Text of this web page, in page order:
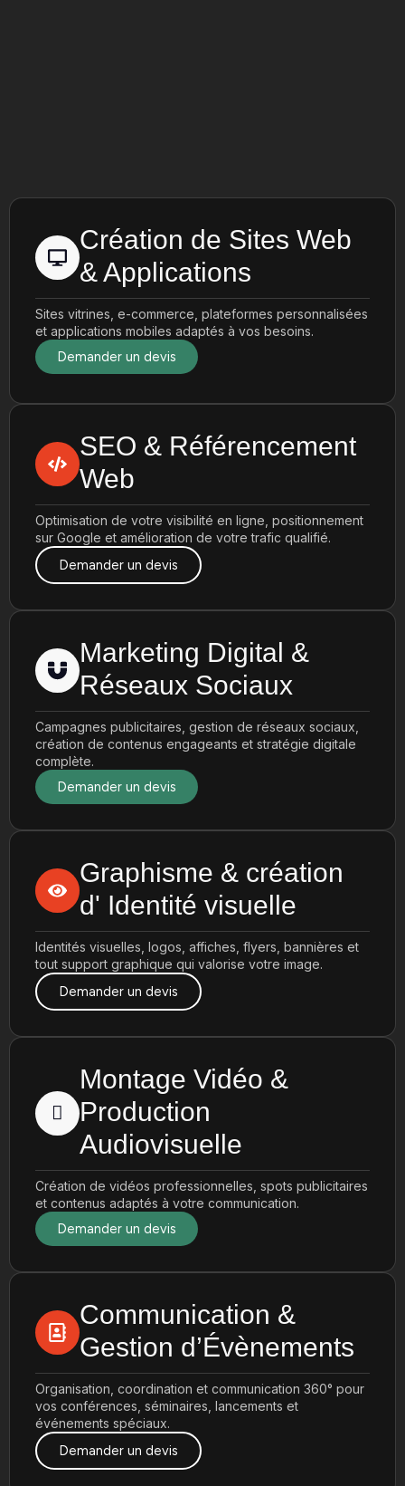
Création de Sites Web
& Applications
Sites vitrines, e-commerce, plateformes personnalisées
et applications mobiles adaptés à vos besoins.
Demander un devis
SEO & Référencement
Web
Optimisation de votre visibilité en ligne, positionnement
sur Google et amélioration de votre trafic qualifié.
Demander un devis
Marketing Digital &
Réseaux Sociaux
Campagnes publicitaires, gestion de réseaux sociaux,
création de contenus engageants et stratégie digitale
complète.
Demander un devis
Graphisme & création
d' Identité visuelle
Identités visuelles, logos, affiches, flyers, bannières et
tout support graphique qui valorise votre image.
Demander un devis
Montage Vidéo &
Production
Audiovisuelle
Création de vidéos professionnelles, spots publicitaires
et contenus adaptés à votre communication.
Demander un devis
Communication &
Gestion d’Évènements
Organisation, coordination et communication 360° pour
vos conférences, séminaires, lancements et
événements spéciaux.
Demander un devis